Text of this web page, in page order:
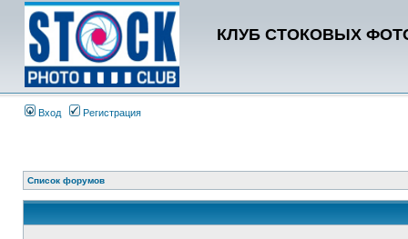
КЛУБ СТОКОВЫХ
Вход Регистрация
Список форумов